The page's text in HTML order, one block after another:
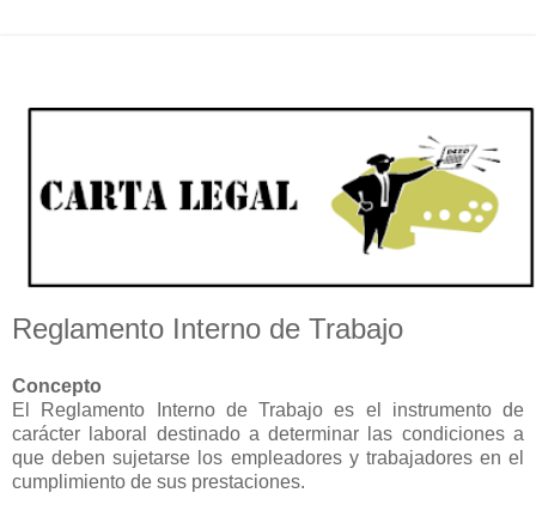
Reglamento Interno de Trabajo
Concepto
El Reglamento Interno de Trabajo es el instrumento de
carácter laboral destinado a determinar las condiciones a
que deben sujetarse los empleadores y trabajadores en el
cumplimiento de sus prestaciones.